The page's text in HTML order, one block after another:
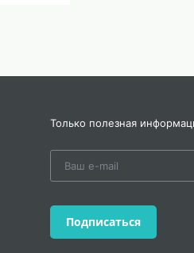
Только полезная
Подписаться